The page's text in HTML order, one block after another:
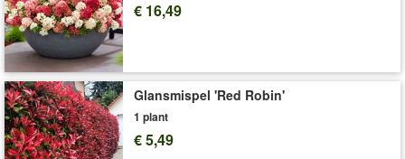
Levering omvat:12 cm-pot, ca. 20-25 cm hoog
'Japanse esdoorn'
€ 16,49
Glansmispel 'Red Robin'
1 plant
€ 5,49